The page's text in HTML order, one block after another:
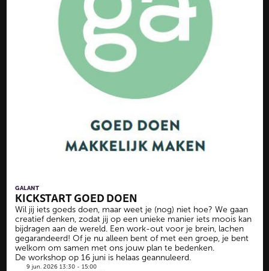
GALANT
KICKSTART GOED DOEN
Wil jij iets goeds doen, maar weet je (nog) niet hoe? We gaan
creatief denken, zodat jij op een unieke manier iets moois kan
bijdragen aan de wereld. Een work-out voor je brein, lachen
gegarandeerd! Of je nu alleen bent of met een groep, je bent
welkom om samen met ons jouw plan te bedenken.
De workshop op 16 juni is helaas geannuleerd.
9 jun. 2026 13:30 - 15:00